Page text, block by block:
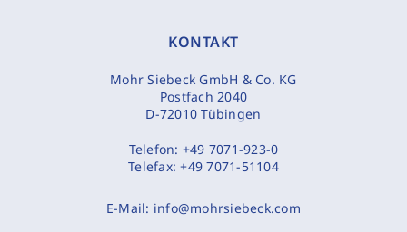
KONTAKT
Mohr Siebeck GmbH & Co. KG
Postfach 2040
D-72010 Tübingen
Telefon: +49 7071-923-0
Telefax:+49 7071-51104
E-Mail: info@mohrsiebeck.com